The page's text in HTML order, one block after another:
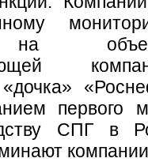
на
первого
СПГ в